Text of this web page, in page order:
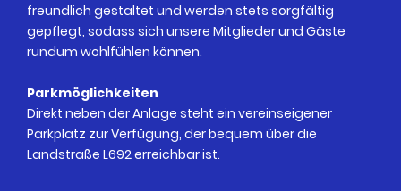
freundlich gestaltet und werden stets sorgfältig
gepflegt, sodass sich unsere Mitglieder und Gäste
rundum wohlfühlen können.
Parkmöglichkeiten
Direkt neben der Anlage steht ein vereinseigener
Parkplatz zur Verfügung, der bequem über die
Landstraße L692 erreichbar ist.